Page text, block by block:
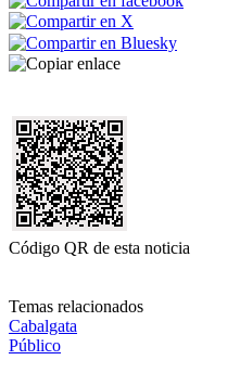
Código QR de esta noticia
Temas relacionados
Cabalgata
Público